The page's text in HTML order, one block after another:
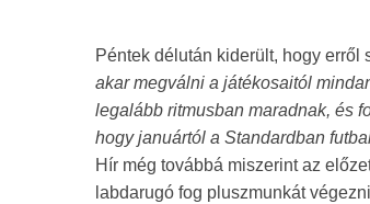
Péntek délután kiderült, hogy
akar megválni a játékosaitól
legalább ritmusban maradnak, és
hogy januártól a Standardban
Hír még továbbá miszerint az
labdarugó fog pluszmunkát